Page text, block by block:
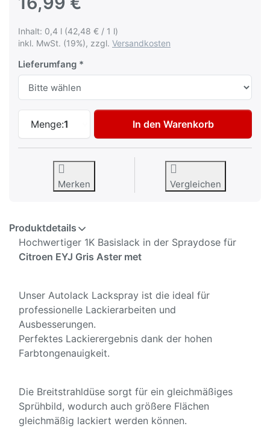
Inhalt: 0,4 l (42,48 € / 1 l)
inkl. MwSt. (19%), zzgl. Versandkosten
Lieferumfang
Menge:1
Autolack Spraydose für Citroen EYJ
In den Warenkorb
Merken Vergleichen
Produktdetails
Hochwertiger 1K Basislack in der Spraydose für
Citroen EYJ Gris Aster met
Unser Autolack Lackspray ist die ideal für
professionelle Lackierarbeiten und
Ausbesserungen.
Perfektes Lackierergebnis dank der hohen
Farbtongenauigkeit.
Die Breitstrahldüse sorgt für ein gleichmäßiges
Sprühbild, wodurch auch größere Flächen
gleichmäßig lackiert werden können.